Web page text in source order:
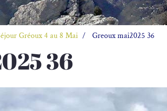
Gréoux 4 au 8 Mai Greoux mai2025 36
36